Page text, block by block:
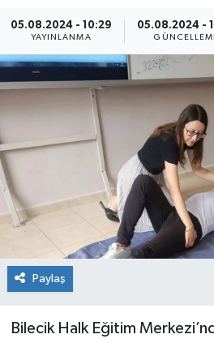
05.08.2024 - 10:29
YAYINLANMA
05.08.2024 -
Paylaş
Bilecik Halk Eğitim
Kültür & Sanat
Magazin
Resmi İlanlar
Sağlık
Süper Lig Puan Durumu ve
Tüm Manşetler
Son Dakika Haberleri
Haber Arşivi